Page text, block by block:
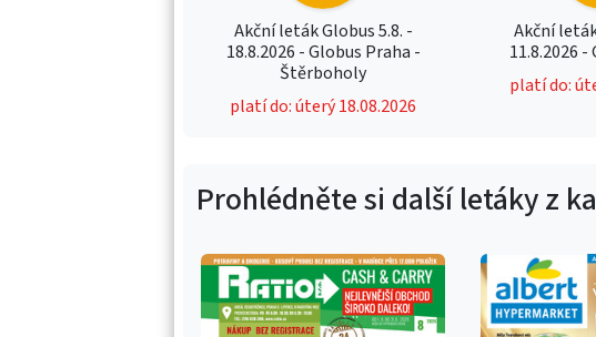
Akční leták Globus 5.8. -
18.8.2026 - Globus Praha -
Štěrboholy
platí do: úterý 18.08.2026
Akční
11.8.2026 -
platí do:
Prohlédněte si další letáky z